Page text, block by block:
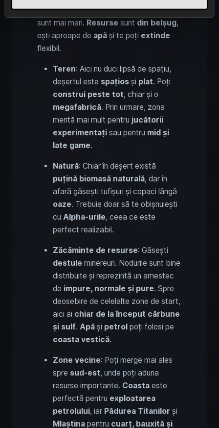
câteva creaturi agresive, avantajele
sunt mai mari. Resurse sunt din belșug,
ești aproape de apă și te poți extinde
flexibil.
Teren: Aici nu duci lipsă de spațiu,
deșertul este spațios și plat. Poți
construi peste tot, chiar și o
megafabrică. Prin urmare, zona
merită mai mult pentru jucătorii
experimentați sau pentru mid și
late game.
Natură: Chiar în deșert există
puțină biomasă naturală, dar în
afară găsești tufișuri și copaci lângă
oaze. Trebuie doar să te obișnuiești
cu Alpha-urile, ceea ce este
perfect realizabil.
Zăcăminte de resurse: Găsești
destule minereuri. Nodurile sunt bine
distribuite și reprezintă un amestec
de impure, normale și pure. Spre
deosebire de celelalte zone de start,
aici ai chiar de la început cărbune
și sulf. Apă și petrol poți folosi pe
coasta vestică.
Zone vecine: Poți merge mai ales
spre sud-est, unde poți aduna
resurse importante. Coasta este
perfectă pentru exploatarea
petrolului, iar Pădurea Titanilor și
Mlaștina pentru cuarț, bauxită și